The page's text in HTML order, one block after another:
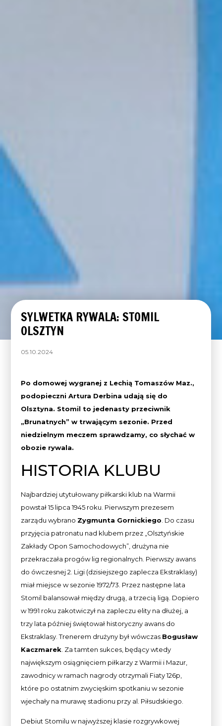
SYLWETKA RYWALA: STOMIL
OLSZTYN
05.10.2024
Po domowej wygranej z Lechią Tomaszów Maz.,
podopieczni Artura Derbina udają się do
Olsztyna. Stomil to jedenasty przeciwnik
„Brunatnych” w trwającym sezonie. Przed
niedzielnym meczem sprawdzamy, co słychać w
obozie rywala.
HISTORIA KLUBU
Najbardziej utytułowany piłkarski klub na Warmii
powstał 15 lipca 1945 roku. Pierwszym prezesem
zarządu wybrano Zygmunta Gornickiego . Do czasu
przyjęcia patronatu nad klubem przez „Olsztyńskie
Zakłady Opon Samochodowych”, drużyna nie
przekraczała progów lig regionalnych. Pierwszy awans
do ówczesnej 2. Ligi (dzisiejszego zaplecza Ekstraklasy)
miał miejsce w sezonie 1972/73. Przez następne lata
Stomil balansował między drugą, a trzecią ligą. Dopiero
w 1991 roku zakotwiczył na zapleczu elity na dłużej, a
trzy lata później świętował historyczny awans do
Ekstraklasy. Trenerem drużyny był wówczas Bogusław
Kaczmarek . Za tamten sukces, będący wtedy
największym osiągnięciem piłkarzy z Warmii i Mazur,
zawodnicy w ramach nagrody otrzymali Fiaty 126p,
które po ostatnim zwycięskim spotkaniu w sezonie
wjechały na murawę stadionu przy al. Piłsudskiego.
Debiut Stomilu w najwyższej klasie rozgrywkowej